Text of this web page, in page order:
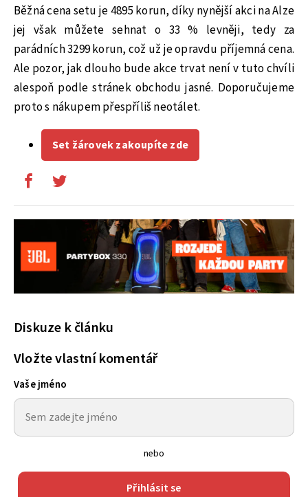
Běžná cena setu je 4895 korun, díky nynější akci na Alze
jej však můžete sehnat o 33 % levněji, tedy za
parádních 3299 korun, což už je opravdu příjemná cena.
Ale pozor, jak dlouho bude akce trvat není v tuto chvíli
alespoň podle stránek obchodu jasné. Doporučujeme
proto s nákupem přespříliš neotálet.
Set žárovek zakoupíte zde
Diskuze k článku
Vložte vlastní komentář
Vaše jméno
nebo
Přihlásit se